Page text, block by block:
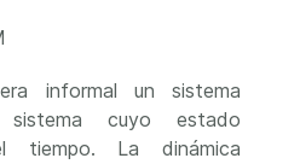
informal un sistema
cuyo estado
tiempo. La dinámica